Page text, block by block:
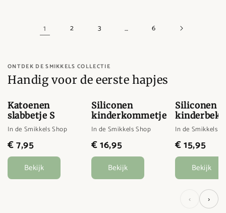
1 2 3 … 6
ONTDEK DE SMIKKELS COLLECTIE
Handig voor de eerste hapjes
Katoenen
slabbetje S
In de Smikkels Shop
€ 7,95
Bekijk
Siliconen
kinderkommetje
In de Smikkels Shop
€ 16,95
Bekijk
Siliconen
In de Smikkels
€ 15,95
Bekijk
‹ ›